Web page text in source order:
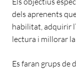
dels aprenents
habilitat, adquirir
lectura i millorar
Es faran grups de